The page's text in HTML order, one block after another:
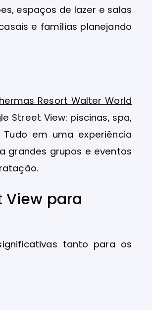
espaços de lazer e salas
e famílias planejando
Resort Walter World
Street View: piscinas, spa,
em uma experiência
grandes grupos e eventos
View para
tanto para os